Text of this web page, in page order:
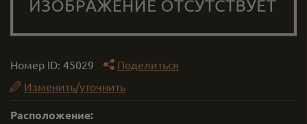
Номер ID: 45029
Поделиться
Изменить/уточнить
Расположение: